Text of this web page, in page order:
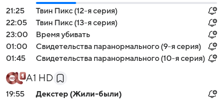
21:25
Твин Пикс (12-я серия)
22:05
Твин Пикс (13-я серия)
23:00
Время убивать
01:00
Свидетельства паранормального (9-я серия)
01:45
Свидетельства паранормального (10-я серия)
А1 HD
19:55
Декстер (Жили-были)